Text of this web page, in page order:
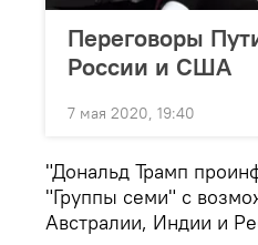
Переговоры
России и США
7 мая 2020, 19:40
"Дональд Трамп
"Группы семи" с
Австралии, Индии и